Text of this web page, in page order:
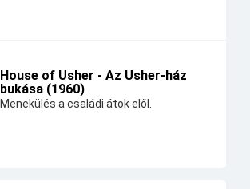
House of Usher - Az Usher-ház
bukása (1960)
Menekülés a családi átok elől.